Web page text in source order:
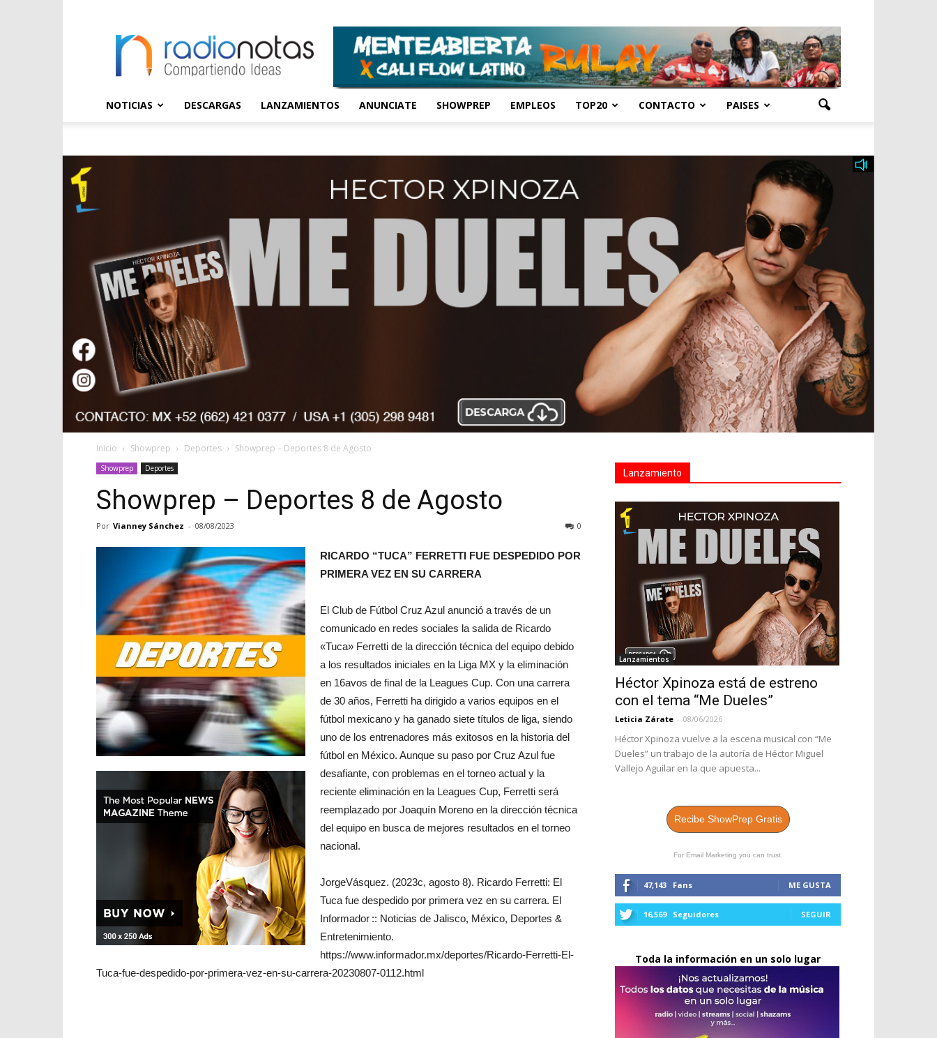
NOTICIAS DESCARGAS LANZAMIENTOS ANUNCIATE SHOWPREP EMPLEOS TOP20 CONTACTO PAISES
Inicio Showprep Deportes Showprep – Deportes 8 de Agosto
Showprep Deportes
Showprep – Deportes 8 de Agosto
Por Vianney Sánchez - 08/08/2023 0
RICARDO “TUCA” FERRETTI FUE DESPEDIDO POR
PRIMERA VEZ EN SU CARRERA
El Club de Fútbol Cruz Azul anunció a través de un
comunicado en redes sociales la salida de Ricardo
«Tuca» Ferretti de la dirección técnica del equipo debido
a los resultados iniciales en la Liga MX y la eliminación
en 16avos de final de la Leagues Cup. Con una carrera
de 30 años, Ferretti ha dirigido a varios equipos en el
fútbol mexicano y ha ganado siete títulos de liga, siendo
uno de los entrenadores más exitosos en la historia del
fútbol en México. Aunque su paso por Cruz Azul fue
desafiante, con problemas en el torneo actual y la
reciente eliminación en la Leagues Cup, Ferretti será
reemplazado por Joaquín Moreno en la dirección técnica
del equipo en busca de mejores resultados en el torneo
nacional.
JorgeVásquez. (2023c, agosto 8). Ricardo Ferretti: El
Tuca fue despedido por primera vez en su carrera. El
Informador :: Noticias de Jalisco, México, Deportes &
Entretenimiento.
https://www.informador.mx/deportes/Ricardo-Ferretti-El-
Tuca-fue-despedido-por-primera-vez-en-su-carrera-20230807-0112.html
Lanzamiento
Lanzamientos
Héctor Xpinoza está de estreno
con el tema “Me Dueles”
Leticia Zárate - 08/06/2026
Héctor Xpinoza vuelve a la escena musical con “Me
Dueles” un trabajo de la autoría de Héctor Miguel
Vallejo Aguilar en la que apuesta...
Recibe ShowPrep Gratis
For Email Marketing you can trust.
47,143 Fans ME GUSTA
16,569 Seguidores SEGUIR
Toda la información en un solo lugar